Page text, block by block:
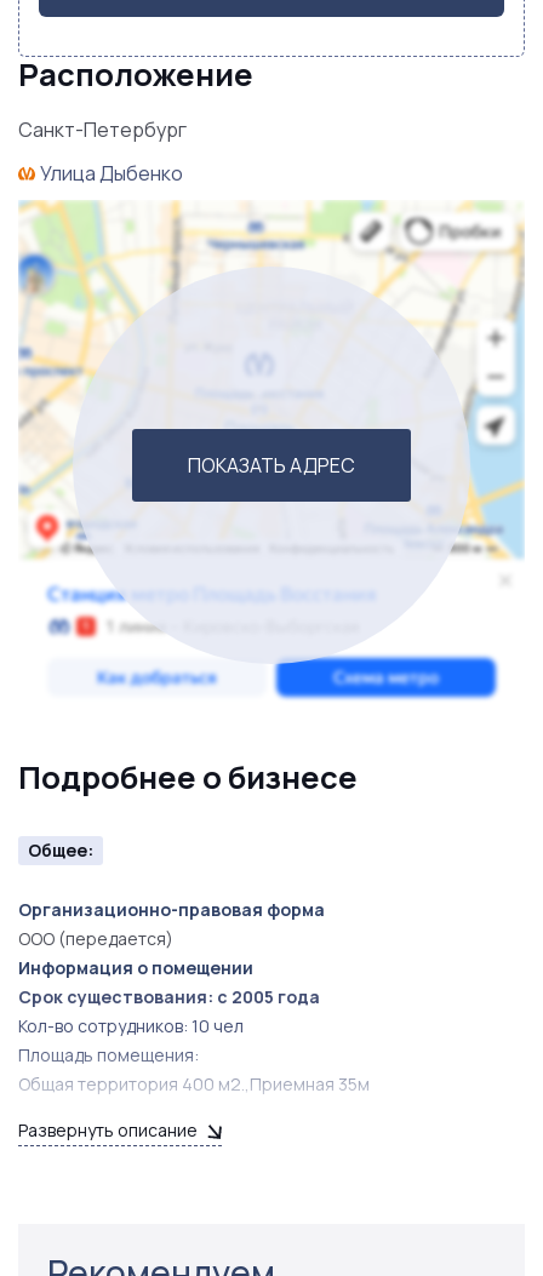
Расположение
Санкт-Петербург
Улица Дыбенко
ПОКАЗАТЬ АДРЕС
Подробнее о бизнесе
Общее:
Организационно-правовая форма
ООО (передается)
Информация о помещении
Срок существования: c 2005 года
Кол-во сотрудников: 10 чел
Площадь помещения:
Общая территория 400 м2.,Приемная 35м
Развернуть описание